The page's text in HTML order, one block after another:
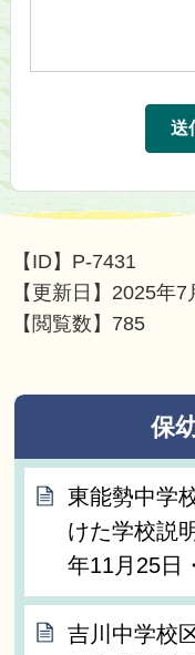
【ID】 P-7431
【更新日】 2025年7
【閲覧数】 785
保
東能勢中学
けた学校説
年11月25日
吉川中学校